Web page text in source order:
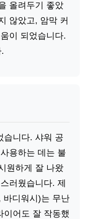
올려두기 좋았
않았고, 암막 커
이 되었습니다.
습니다. 샤워 공
용하는 데는 불
원하게 잘 나왔
러웠습니다. 제
바디워시)는 무난
이어도 잘 작동했